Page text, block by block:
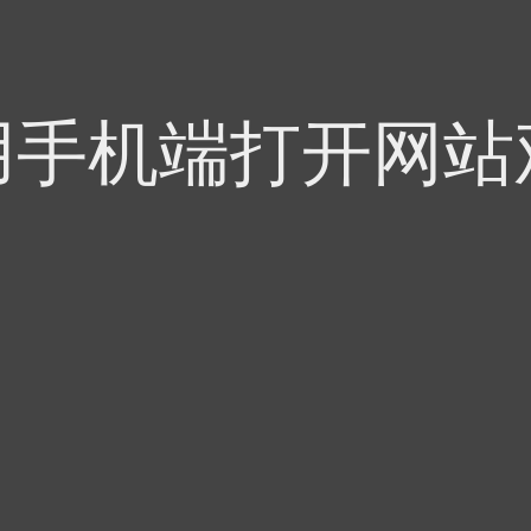
机端打开网